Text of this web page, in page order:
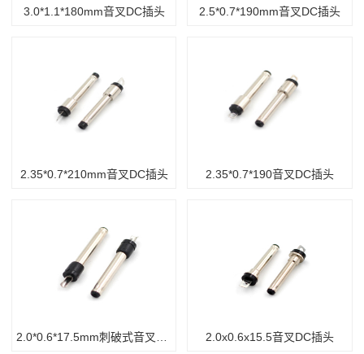
3.0*1.1*180mm音叉DC插头 2.5*0.7*190mm音叉DC插头
2.35*0.7*210mm音叉DC插头 2.35*0.7*190音叉DC插头
2.0x0.6x15.5音叉DC插头